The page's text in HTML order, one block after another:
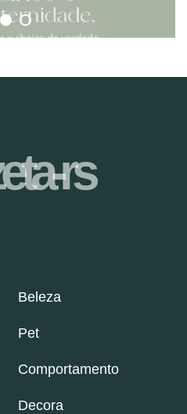
Beleza
Pet
Comportamento
Decora
rs